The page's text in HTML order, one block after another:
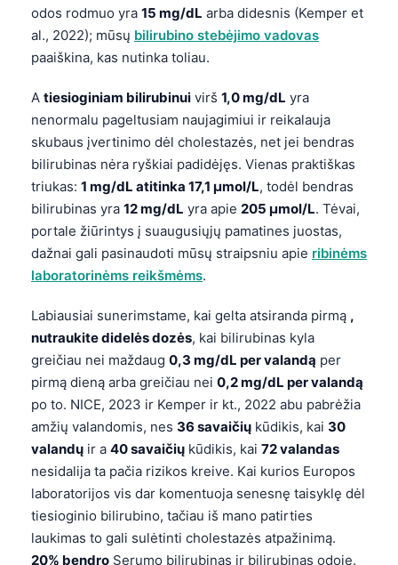
odos rodmuo yra 15 mg/dL arba didesnis (Kemper et
al., 2022); mūsų bilirubino stebėjimo vadovas
paaiškina, kas nutinka toliau.
A tiesioginiam bilirubinui virš 1,0 mg/dL yra
nenormalu pageltusiam naujagimiui ir reikalauja
skubaus įvertinimo dėl cholestazės, net jei bendras
bilirubinas nėra ryškiai padidėjęs. Vienas praktiškas
triukas: 1 mg/dL atitinka 17,1 µmol/L, todėl bendras
bilirubinas yra 12 mg/dL yra apie 205 µmol/L. Tėvai,
portale žiūrintys į suaugusiųjų pamatines juostas,
dažnai gali pasinaudoti mūsų straipsniu apie ribinėms
laboratorinėms reikšmėms.
Labiausiai sunerimstame, kai gelta atsiranda pirmą ,
nutraukite didelės dozės, kai bilirubinas kyla
greičiau nei maždaug 0,3 mg/dL per valandą per
pirmą dieną arba greičiau nei 0,2 mg/dL per valandą
po to. NICE, 2023 ir Kemper ir kt., 2022 abu pabrėžia
amžių valandomis, nes 36 savaičių kūdikis, kai 30
valandų ir a 40 savaičių kūdikis, kai 72 valandas
nesidalija ta pačia rizikos kreive. Kai kurios Europos
laboratorijos vis dar komentuoja senesnę taisyklę dėl
tiesioginio bilirubino, tačiau iš mano patirties
laukimas to gali sulėtinti cholestazės atpažinimą.
20% bendro Serumo bilirubinas ir bilirubinas odoje.